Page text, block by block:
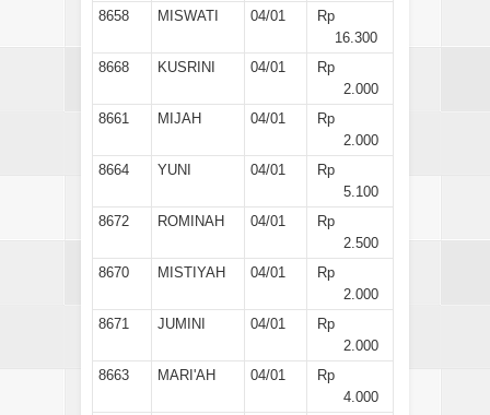
8658
MISWATI 04/01
Rp
16.300
8668
KUSRINI 04/01
Rp
2.000
8661
MIJAH 04/01
Rp
2.000
8664
YUNI 04/01
Rp
5.100
8672
ROMINAH 04/01
Rp
2.500
8670
MISTIYAH 04/01
Rp
2.000
8671
JUMINI 04/01
Rp
2.000
8663
MARI'AH 04/01
Rp
4.000